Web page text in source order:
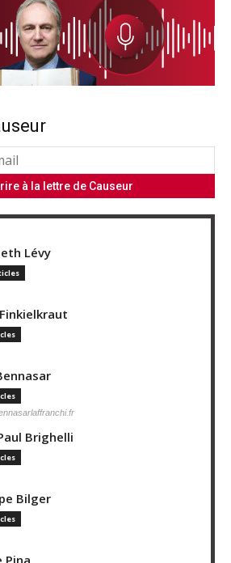
Lévy
Brighelli
Bilger
Pina